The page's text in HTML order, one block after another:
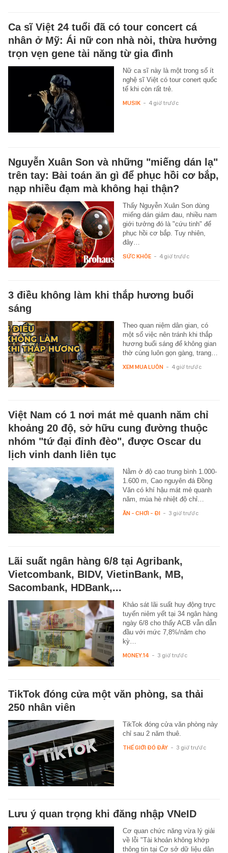
Ca sĩ Việt 24 tuổi đã có tour concert cá
nhân ở Mỹ: Ái nữ con nhà nòi, thừa hưởng
trọn vẹn gene tài năng từ gia đình
Nữ ca sĩ này là một trong số ít
nghệ sĩ Việt có tour conert quốc
tế khi còn rất trẻ.
MUSIK - 4 giờ trước
Nguyễn Xuân Son và những "miếng dán lạ"
trên tay: Bài toán ăn gì để phục hồi cơ bắp,
nạp nhiều đạm mà không hại thận?
Thấy Nguyễn Xuân Son dùng
miếng dán giảm đau, nhiều nam
giới tưởng đó là "cứu tinh" để
phục hồi cơ bắp. Tuy nhiên,
đây…
SỨC KHỎE - 4 giờ trước
3 điều không làm khi thắp hương buổi
sáng
Theo quan niệm dân gian, có
một số việc nên tránh khi thắp
hương buổi sáng để không gian
thờ cúng luôn gọn gàng, trang…
XEM MUA LUÔN - 4 giờ trước
Việt Nam có 1 nơi mát mẻ quanh năm chỉ
khoảng 20 độ, sở hữu cung đường thuộc
nhóm "tứ đại đỉnh đèo", được Oscar du
lịch vinh danh liên tục
Nằm ở độ cao trung bình 1.000-
1.600 m, Cao nguyên đá Đồng
Văn có khí hậu mát mẻ quanh
năm, mùa hè nhiệt độ chỉ…
ĂN - CHƠI - ĐI - 3 giờ trước
Lãi suất ngân hàng 6/8 tại Agribank,
Vietcombank, BIDV, VietinBank, MB,
Sacombank, HDBank,...
Khảo sát lãi suất huy động trực
tuyến niêm yết tại 34 ngân hàng
ngày 6/8 cho thấy ACB vẫn dẫn
đầu với mức 7,8%/năm cho
kỳ…
MONEY.14 - 3 giờ trước
TikTok đóng cửa một văn phòng, sa thải
250 nhân viên
TikTok đóng cửa văn phòng này
chỉ sau 2 năm thuê.
THẾ GIỚI ĐÓ ĐÂY - 3 giờ trước
Lưu ý quan trọng khi đăng nhập VNeID
Cơ quan chức năng vừa lý giải
về lỗi "Tài khoản không khớp
thông tin tại Cơ sở dữ liệu dân